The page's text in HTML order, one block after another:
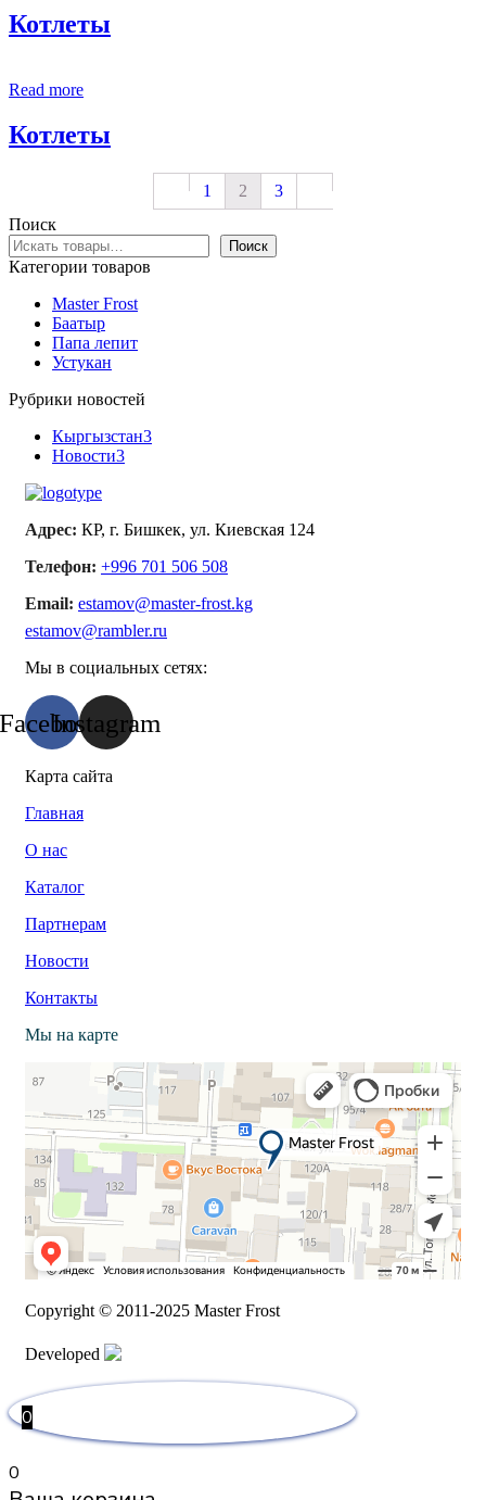
Котлеты
Read more
Котлеты
1 2
3
Поиск
Поиск
Категории товаров
Master Frost
Баатыр
Папа лепит
Устукан
Рубрики новостей
Кыргызстан3
Новости3
Адрес: КР, г. Бишкек, ул. Киевская 124
Телефон: +996 701 506 508
Email: estamov@master-frost.kg
estamov@rambler.ru
Мы в социальных сетях:
Instagram
Карта сайта
Главная
О нас
Каталог
Партнерам
Новости
Контакты
Мы на карте
Copyright © 2011-2025 Master Frost
Developed
0
0